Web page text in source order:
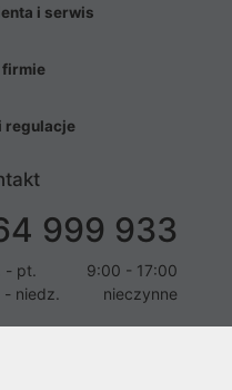
i serwis
firmie
regulacje
999 933
- pt.
9:00 - 17:00
- niedz.
nieczynne